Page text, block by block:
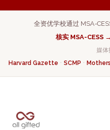
全资优学校通过 MSA-
核实 MSA-CESS →
媒体
Harvard Gazette · SCMP ·